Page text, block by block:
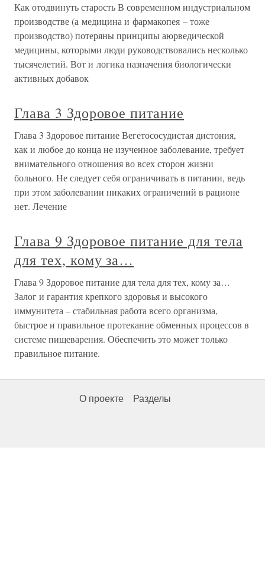
Как отодвинуть старость В современном индустриальном
производстве (а медицина и фармакопея – тоже
производство) потеряны принципы аюрведической
медицины, которыми люди руководствовались несколько
тысячелетий. Вот и логика назначения биологически
активных добавок
Глава 3 Здоровое питание
Глава 3 Здоровое питание Вегетососудистая дистония,
как и любое до конца не изученное заболевание, требует
внимательного отношения во всех сторон жизни
больного. Не следует себя ограничивать в питании, ведь
при этом заболевании никаких ограничений в рационе
нет. Лечение
Глава 9 Здоровое питание для тела
для тех, кому за…
Глава 9 Здоровое питание для тела для тех, кому за…
Залог и гарантия крепкого здоровья и высокого
иммунитета – стабильная работа всего организма,
быстрое и правильное протекание обменных процессов в
системе пищеварения. Обеспечить это может только
правильное питание.
О проекте Разделы